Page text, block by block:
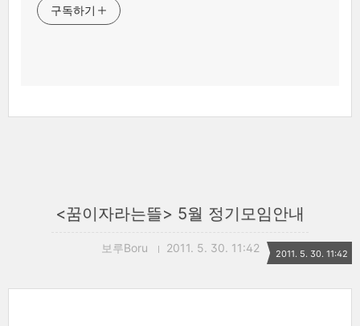
구독하기
<꿈이자라는뜰> 5월 정기모임안내
보루Boru 2011. 5. 30. 11:42 2011. 5. 30. 11:42